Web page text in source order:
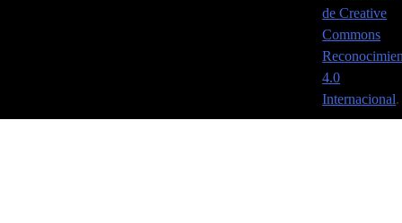
de Creative
Commons
4.0
Internacional.